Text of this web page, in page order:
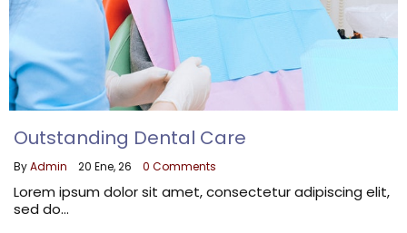
Outstanding Dental Care
ByAdmin 20 Ene, 26 0 Comments
Lorem ipsum dolor sit amet, consectetur adipiscing elit,
sed do…